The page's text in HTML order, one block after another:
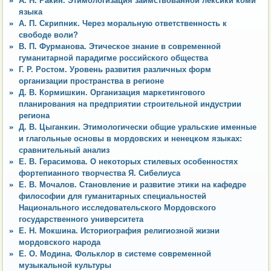
языка
А. П. Скрипник. Через моральную ответственность к
свободе воли?
В. П. Фурманова. Этическое знание в современной
гуманитарной парадигме российского общества
Г. Р. Ростом. Уровень развития различных форм
организации пространства в регионе
Д. В. Кормишкин. Организация маркетингового
планирования на предприятии строительной индустрии
региона
Д. В. Цыганкин. Этимологически общие уральские именные
и глагольные основы в мордовских и ненецком языках:
сравнительный анализ
Е. В. Герасимова. О некоторых стилевых особенностях
фортепианного творчества Я. Сибелиуса
Е. В. Мочалов. Становление и развитие этики на кафедре
философии для гуманитарных специальностей
Национального исследовательского Мордовского
государственного университета
Е. Н. Мокшина. Историография религиозной жизни
мордовского народа
Е. О. Модина. Фольклор в системе современной
музыкальной культуры